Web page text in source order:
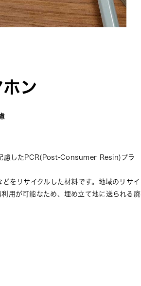
ン
慮したPCR(Post-Consumer Resin)プラ
をリサイクルした材料です。地域のリサイ
用が可能なため、埋め立て地に送られる廃